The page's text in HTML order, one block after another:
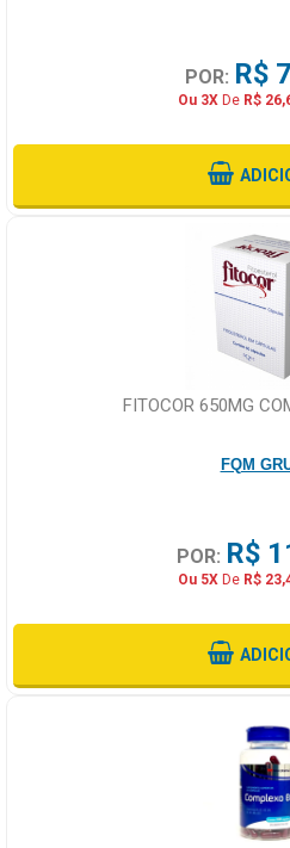
POR: R$
Ou 3XDe R$
FITOCOR 650MG
FQM
POR: R$
Ou 5XDe R$